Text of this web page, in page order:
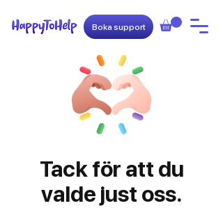
Boka support
Tack för att du
valde just oss.